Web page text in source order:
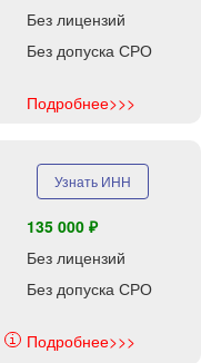
Без лицензий
Без допуска СРО
Подробнее>>>
Узнать ИНН
135 000 ₽
Без лицензий
Без допуска СРО
i Подробнее>>>